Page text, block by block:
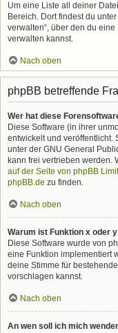
Um eine Liste all deiner
Bereich. Dort findest du
verwalten“, über den du
verwalten kannst.
Nach oben
phpBB betreffende
Wer hat diese
Diese Software (in ihrer
entwickelt und veröffentlicht.
unter der GNU General
kann frei vertrieben werden.
auf der Seite von phpBB
phpBB.de zu finden.
Nach oben
Warum ist Funktion x oder
Diese Software wurde von
eine Funktion implementiert
deine Stimme für
vorschlagen kannst.
Nach oben
An wen soll ich mich